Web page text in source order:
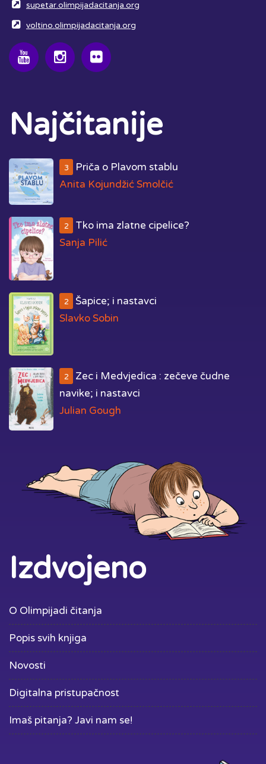
supetar.olimpijadacitanja.org
voltino.olimpijadacitanja.org
Najčitanije
3
Priča o Plavom stablu
Anita Kojundžić Smolčić
2
Tko ima zlatne cipelice?
Sanja Pilić
2
Šapice; i nastavci
Slavko Sobin
2
Zec i Medvjedica : zečeve čudne
navike; i nastavci
Julian Gough
Izdvojeno
O Olimpijadi čitanja
Popis svih knjiga
Novosti
Digitalna pristupačnost
Imaš pitanja? Javi nam se!